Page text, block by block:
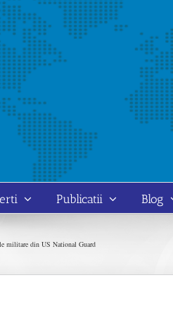
Publicatii Blog
militare din US National Guard